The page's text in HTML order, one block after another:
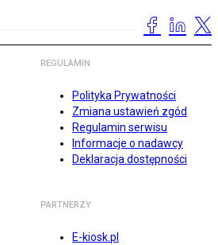
REGULAMIN
Polityka Prywatności
Zmiana ustawień zgód
Regulamin serwisu
Informacje o nadawcy
Deklaracja dostępności
PARTNERZY
E-kiosk.pl